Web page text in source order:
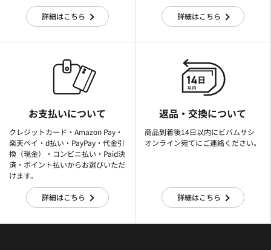
詳細はこちら 詳細はこちら
お支払いについて
クレジットカード・Amazon Pay・
楽天ぺイ・d払い・PayPay・代金引
換（現金）・コンビニ払い・Paid決
済・ポイント払いからお選びいただ
けます。
詳細はこちら
返品・交換について
商品到着後14日以内にビバムサシ
オンライン宛てにご連絡ください。
詳細はこちら